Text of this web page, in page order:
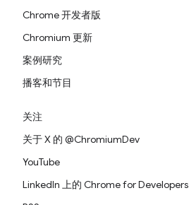
Chrome 开发者版
Chromium 更新
案例研究
播客和节目
关注
关于 X 的 @ChromiumDev
YouTube
LinkedIn 上的 Chrome for Developers